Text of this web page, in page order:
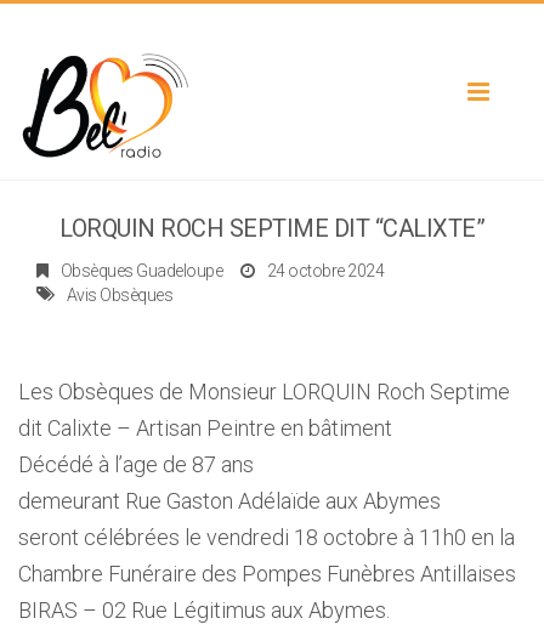
Toggle
LORQUIN ROCH SEPTIME DIT “CALIXTE”
Obsèques Guadeloupe
24 octobre 2024
Avis Obsèques
Les Obsèques de Monsieur LORQUIN Roch Septime
dit Calixte – Artisan Peintre en bâtiment
Décédé à l’age de 87 ans
demeurant Rue Gaston Adélaïde aux Abymes
seront célébrées le vendredi 18 octobre à 11h0 en la
Chambre Funéraire des Pompes Funèbres Antillaises
BIRAS – 02 Rue Légitimus aux Abymes.